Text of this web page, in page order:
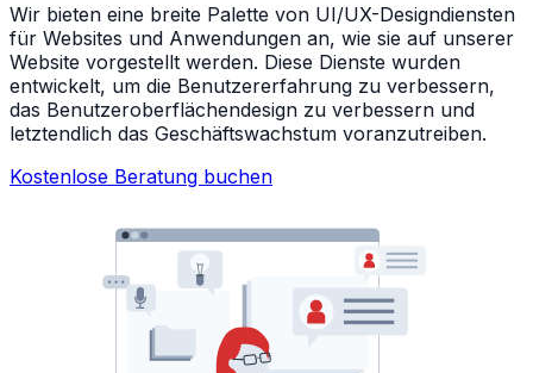
Wir bieten eine breite Palette von UI/UX-Designdiensten
für Websites und Anwendungen an, wie sie auf unserer
Website vorgestellt werden. Diese Dienste wurden
entwickelt, um die Benutzererfahrung zu verbessern,
das Benutzeroberflächendesign zu verbessern und
letztendlich das Geschäftswachstum voranzutreiben.
Kostenlose Beratung buchen